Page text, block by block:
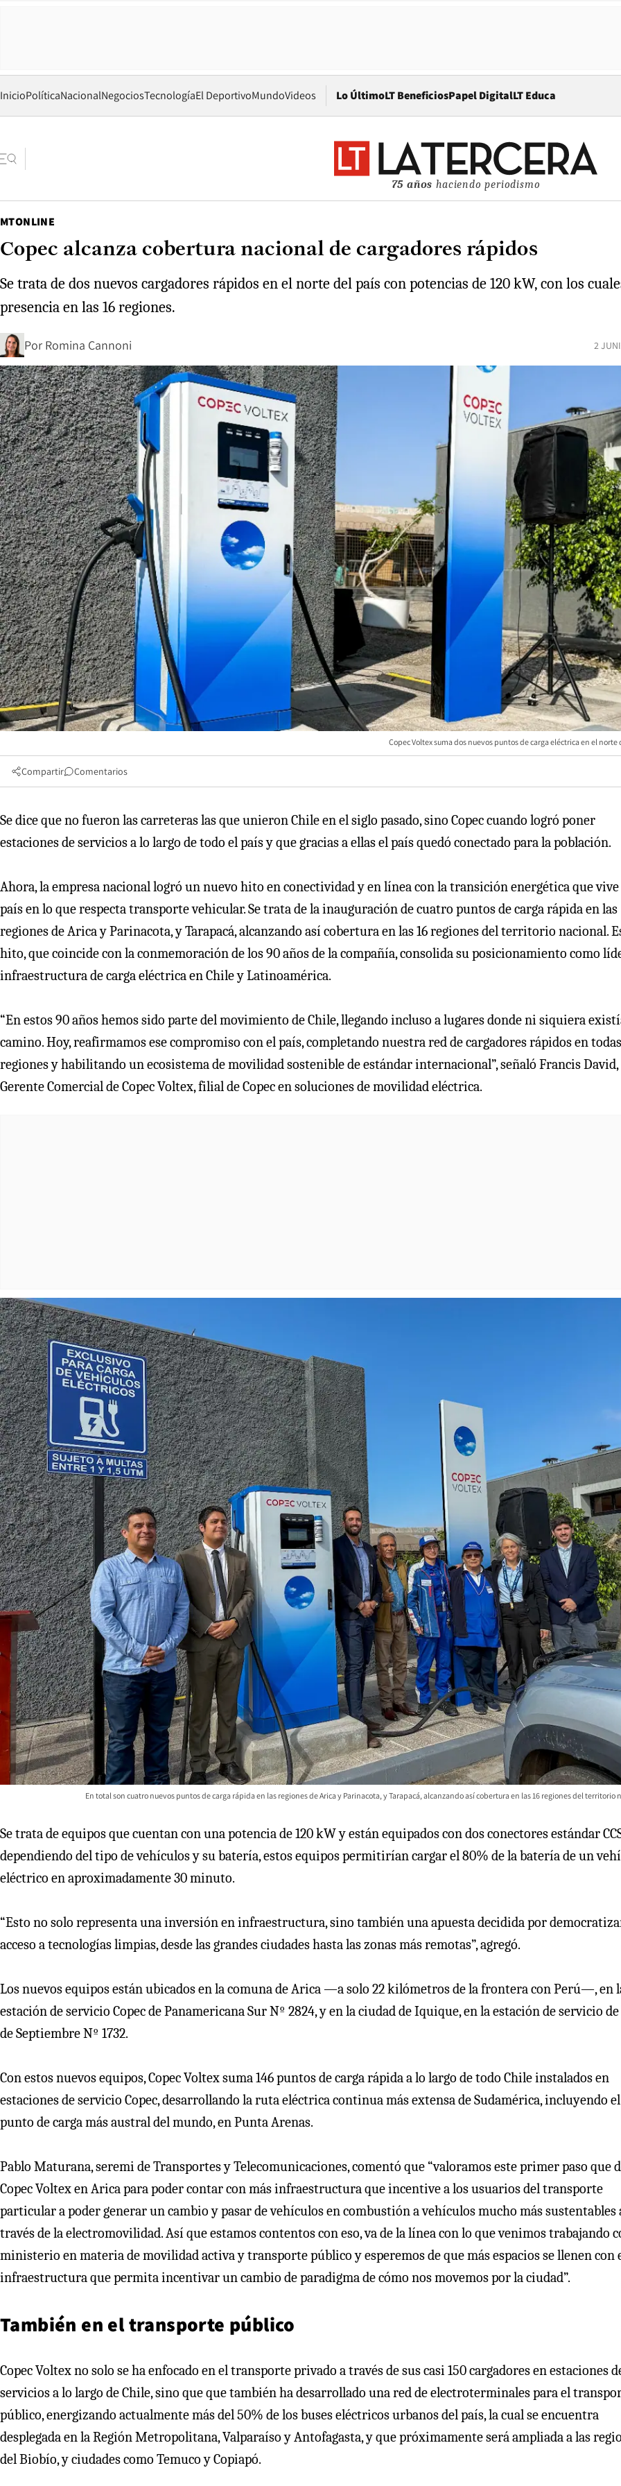
InicioPolíticaNacionalNegociosTecnologíaEl DeportivoMundoVideos Lo ÚltimoLT BeneficiosPapel DigitalOpens in new window
LT Educa
75 años haciendo periodismo
MTONLINE
Copec alcanza cobertura nacional de cargadores rápidos
Se trata de dos nuevos cargadores rápidos en el norte del país con potencias de 120 kW, con los
presencia en las 16 regiones.
Por Romina Cannoni 2
Copec Voltex suma dos nuevos puntos de carga eléctrica en el norte
Compartir Comentarios
Se dice que no fueron las carreteras las que unieron Chile en el siglo pasado, sino Copec cuando logró poner
estaciones de servicios a lo largo de todo el país y que gracias a ellas el país quedó conectado para la población.
Ahora, la empresa nacional logró un nuevo hito en conectividad y en línea con la transición energética que vive
país en lo que respecta transporte vehicular. Se trata de la inauguración de cuatro puntos de carga rápida en las
regiones de Arica y Parinacota, y Tarapacá, alcanzando así cobertura en las 16 regiones del territorio nacional.
hito, que coincide con la conmemoración de los 90 años de la compañía, consolida su posicionamiento como
infraestructura de carga eléctrica en Chile y Latinoamérica.
“En estos 90 años hemos sido parte del movimiento de Chile, llegando incluso a lugares donde ni siquiera
camino. Hoy, reafirmamos ese compromiso con el país, completando nuestra red de cargadores rápidos en
regiones y habilitando un ecosistema de movilidad sostenible de estándar internacional”, señaló Francis David,
Gerente Comercial de Copec Voltex, filial de Copec en soluciones de movilidad eléctrica.
En total son cuatro nuevos puntos de carga rápida en las regiones de Arica y Parinacota, y Tarapacá, alcanzando así cobertura en las 16 regiones del territorio
Se trata de equipos que cuentan con una potencia de 120 kW y están equipados con dos conectores estándar
dependiendo del tipo de vehículos y su batería, estos equipos permitirían cargar el 80% de la batería de un
eléctrico en aproximadamente 30 minuto.
“Esto no solo representa una inversión en infraestructura, sino también una apuesta decidida por
acceso a tecnologías limpias, desde las grandes ciudades hasta las zonas más remotas”, agregó.
Los nuevos equipos están ubicados en la comuna de Arica —a solo 22 kilómetros de la frontera con Perú—, en
estación de servicio Copec de Panamericana Sur Nº 2824, y en la ciudad de Iquique, en la estación de servicio de
de Septiembre Nº 1732.
Con estos nuevos equipos, Copec Voltex suma 146 puntos de carga rápida a lo largo de todo Chile instalados en
estaciones de servicio Copec, desarrollando la ruta eléctrica continua más extensa de Sudamérica, incluyendo el
punto de carga más austral del mundo, en Punta Arenas.
Pablo Maturana, seremi de Transportes y Telecomunicaciones, comentó que “valoramos este primer paso que
Copec Voltex en Arica para poder contar con más infraestructura que incentive a los usuarios del transporte
particular a poder generar un cambio y pasar de vehículos en combustión a vehículos mucho más sustentables
través de la electromovilidad. Así que estamos contentos con eso, va de la línea con lo que venimos trabajando
ministerio en materia de movilidad activa y transporte público y esperemos de que más espacios se llenen con
infraestructura que permita incentivar un cambio de paradigma de cómo nos movemos por la ciudad”.
También en el transporte público
Copec Voltex no solo se ha enfocado en el transporte privado a través de sus casi 150 cargadores en estaciones
servicios a lo largo de Chile, sino que que también ha desarrollado una red de electroterminales para el
público, energizando actualmente más del 50% de los buses eléctricos urbanos del país, la cual se encuentra
desplegada en la Región Metropolitana, Valparaíso y Antofagasta, y que próximamente será ampliada a las
del Biobío, y ciudades como Temuco y Copiapó.